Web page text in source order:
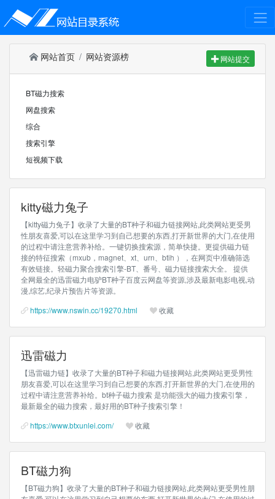
网站首页 网站资源榜 网站提交
BT磁力搜索
网盘搜索
综合
搜索引擎
短视频下载
kitty磁力兔子
【kitty磁力兔子】收录了大量的BT种子和磁力链接网站,此类网站更受男
性朋友喜爱,可以在这里学习到自己想要的东西,打开新世界的大门,在使用
的过程中请注意营养补给。一键切换搜索源，简单快捷。更提供磁力链
接的特征搜索（mxub，magnet、xt、urn、btih ），在网页中准确筛选
有效链接。轻磁力聚合搜索引擎-BT、番号、磁力链接搜索大全。 提供
全网最全的迅雷磁力电驴BT种子百度云网盘等资源,涉及最新电影电视,动
漫,综艺,纪录片预告片等资源。
https://www.nswin.cc/19270.html
收藏
迅雷磁力
【迅雷磁力链】收录了大量的BT种子和磁力链接网站,此类网站更受男性
朋友喜爱,可以在这里学习到自己想要的东西,打开新世界的大门,在使用的
过程中请注意营养补给。bt种子磁力搜索 是功能强大的磁力搜索引擎，
最新最全的磁力搜索，最好用的BT种子搜索引擎！
https://www.btxunlei.com/
收藏
BT磁力狗
【BT磁力狗】收录了大量的BT种子和磁力链接网站,此类网站更受男性朋